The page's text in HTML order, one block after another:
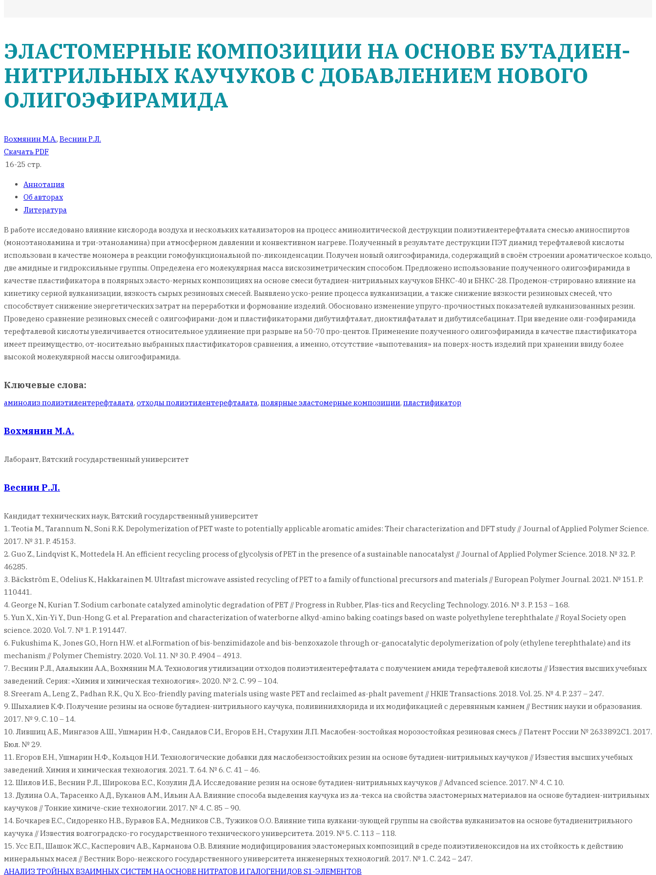
ЭЛАСТОМЕРНЫЕ КОМПОЗИЦИИ НА ОСНОВЕ БУТАДИЕН-
НИТРИЛЬНЫХ КАУЧУКОВ С ДОБАВЛЕНИЕМ НОВОГО
ОЛИГОЭФИРАМИДА
Вохмянин М.А., Веснин Р.Л.
Скачать PDF
16-25 стр.
Аннотация
Об авторах
Литература
В работе исследовано влияние кислорода воздуха и нескольких катализаторов на процесс аминолитической деструкции полиэтилентерефталата смесью аминоспиртов
(моноэтаноламина и три-этаноламина) при атмосферном давлении и конвективном нагреве. Полученный в результате деструкции ПЭТ диамид терефталевой кислоты
использован в качестве мономера в реакции гомофункциональной по-ликонденсации. Получен новый олигоэфирамида, содержащий в своём строении ароматическое кольцо,
две амидные и гидроксильные группы. Определена его молекулярная масса вискозиметрическим способом. Предложено использование полученного олигоэфирамида в
качестве пластификатора в полярных эласто-мерных композициях на основе смеси бутадиен-нитрильных каучуков БНКС-40 и БНКС-28. Продемон-стрировано влияние на
кинетику серной вулканизации, вязкость сырых резиновых смесей. Выявлено уско-рение процесса вулканизации, а также снижение вязкости резиновых смесей, что
способствует снижение энергетических затрат на переработки и формование изделий. Обосновано изменение упруго-прочностных показателей вулканизованных резин.
Проведено сравнение резиновых смесей с олигоэфирами-дом и пластификаторами дибутилфталат, диоктилфаталат и дибутилсебацинат. При введение оли-гоэфирамида
терефталевой кислоты увеличивается относительное удлинение при разрыве на 50-70 про-центов. Применение полученного олигоэфирамида в качестве пластификатора
имеет преимущество, от-носительно выбранных пластификаторов сравнения, а именно, отсутствие «выпотевания» на поверх-ность изделий при хранении ввиду более
высокой молекулярной массы олигоэфирамида.
Ключевые слова:
аминолиз полиэтилентерефталата, отходы полиэтилентерефталата, полярные эластомерные композиции, пластификатор
Вохмянин М.А.
Лаборант, Вятский государственный университет
Веснин Р.Л.
Кандидат технических наук, Вятский государственный университет
1. Teotia M., Tarannum N., Soni R.K. Depolymerization of PET waste to potentially applicable aromatic amides: Their characterization and DFT study // Journal of Applied Polymer Science.
2017. № 31. P. 45153.
2. Guo Z., Lindqvist K., Mottedela H. An efficient recycling process of glycolysis of PET in the presence of a sustainable nanocatalyst // Journal of Applied Polymer Science. 2018. № 32. P.
46285.
3. Bäckström E., Odelius K., Hakkarainen M. Ultrafast microwave assisted recycling of PET to a family of functional precursors and materials // European Polymer Journal. 2021. № 151. P.
110441.
4. George N., Kurian T. Sodium carbonate catalyzed aminolytic degradation of PET // Progress in Rubber, Plas-tics and Recycling Technology. 2016. № 3. P. 153 – 168.
5. Yun X., Xin-Yi Y., Dun-Hong G. et al. Preparation and characterization of waterborne alkyd-amino baking coatings based on waste polyethylene terephthalate // Royal Society open
science. 2020. Vol. 7. № 1. P. 191447.
6. Fukushima K., Jones G.O., Horn H.W. et al.Formation of bis-benzimidazole and bis-benzoxazole through or-ganocatalytic depolymerization of poly (ethylene terephthalate) and its
mechanism // Polymer Chemistry. 2020. Vol. 11. № 30. P. 4904 – 4913.
7. Веснин Р.Л., Алалыкин А.А., Вохмянин М.А. Технология утилизации отходов полиэтилентерефталата с получением амида терефталевой кислоты // Известия высших учебных
заведений. Серия: «Химия и химическая технология». 2020. № 2. С. 99 – 104.
8. Sreeram A., Leng Z., Padhan R.K., Qu X. Eco-friendly paving materials using waste PET and reclaimed as-phalt pavement // HKIE Transactions. 2018. Vol. 25. № 4. P. 237 – 247.
9. Шыхалиев К.Ф. Получение резины на основе бутадиен-нитрильного каучука, поливинилхлорида и их модификацией с деревянным камнем // Вестник науки и образования.
2017. № 9. С. 10 – 14.
10. Лившиц А.Б., Мингазов А.Ш., Ушмарин Н.Ф., Сандалов С.И., Егоров Е.Н., Старухин Л.П. Маслобен-зостойкая морозостойкая резиновая смесь // Патент России № 2633892С1. 2017.
Бюл. № 29.
11. Егоров Е.Н., Ушмарин Н.Ф., Кольцов Н.И. Технологические добавки для маслобензостойких резин на основе бутадиен-нитрильных каучуков // Известия высших учебных
заведений. Химия и химическая технология. 2021. Т. 64. № 6. С. 41 – 46.
12. Шилов И.Б., Веснин Р.Л., Широкова Е.С., Козулин Д.А. Исследование резин на основе бутадиен-нитрильных каучуков // Advanced science. 2017. № 4. C. 10.
13. Дулина О.А., Тарасенко А.Д., Буканов А.М., Ильин А.А. Влияние способа выделения каучука из ла-текса на свойства эластомерных материалов на основе бутадиен-нитрильных
каучуков // Тонкие химиче-ские технологии. 2017. № 4. С. 85 – 90.
14. Бочкарев Е.С., Сидоренко Н.В., Буравов Б.А., Медников С.В., Тужиков О.О. Влияние типа вулкани-зующей группы на свойства вулканизатов на основе бутадиенитрильного
каучука // Известия волгоградско-го государственного технического университета. 2019. № 5. С. 113 – 118.
15. Усс Е.П., Шашок Ж.С., Касперович А.В., Карманова О.В. Влияние модифицирования эластомерных композиций в среде полиэтиленоксидов на их стойкость к действию
минеральных масел // Вестник Воро-нежского государственного университета инженерных технологий. 2017. № 1. С. 242 – 247.
АНАЛИЗ ТРОЙНЫХ ВЗАИМНЫХ СИСТЕМ НА ОСНОВЕ НИТРАТОВ И ГАЛОГЕНИДОВ S1-ЭЛЕМЕНТОВ